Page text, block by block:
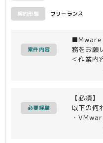
契約形態 フリーランス
案件内容
■Mware
務をお願
＜作業内
QA対応
・担当ユ
弱性情報
必要経験
【必須】
以下の何
・